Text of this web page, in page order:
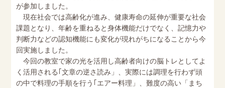
が参加しました。
現在社会では高齢化が進み、健康寿命の延伸が重要な社会
課題となり、年齢を重ねると身体機能だけでなく、記憶力や
判断力などの認知機能にも変化が現れがちになることから今
回実施しました。
今回の教室で家の光を活用し高齢者向けの脳トレとしてよ
く活用される｢文章の逆さ読み」、実際には調理を行わず頭
の中で料理の手順を行う｢エアー料理」、難度の高い「まち